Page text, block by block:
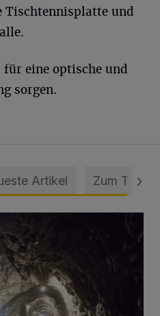
Tischtennisplatte und
eine optische und
sorgen.
Artikel Zum Thema